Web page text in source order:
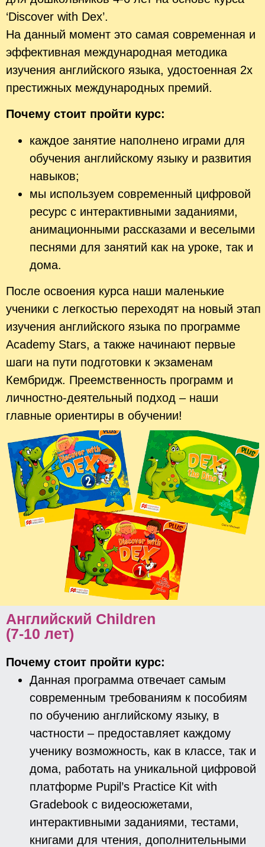
‘Discover with Dex’.
На данный момент это самая современная и
эффективная международная методика
изучения английского языка, удостоенная 2х
престижных международных премий.
Почему стоит пройти курс:
каждое занятие наполнено играми для
обучения английскому языку и развития
навыков;
мы используем современный цифровой
ресурс с интерактивными заданиями,
анимационными рассказами и веселыми
песнями для занятий как на уроке, так и
дома.
После освоения курса наши маленькие
ученики с легкостью переходят на новый этап
изучения английского языка по программе
Academy Stars, а также начинают первые
шаги на пути подготовки к экзаменам
Кембридж. Преемственность программ и
личностно-деятельный подход – наши
главные ориентиры в обучении!
Английский Children
(7-10 лет)
Почему стоит пройти курс:
Данная программа отвечает самым
современным требованиям к пособиям
по обучению английскому языку, в
частности – предоставляет каждому
ученику возможность, как в классе, так и
дома, работать на уникальной цифровой
платформе Pupil’s Practice Kit with
Gradebook с видеосюжетами,
интерактивными заданиями, тестами,
книгами для чтения, дополнительными